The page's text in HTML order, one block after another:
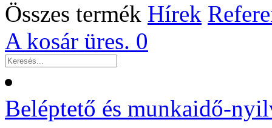
Összes termék Hírek
A kosár üres. 0
Beléptető és munkaidő-